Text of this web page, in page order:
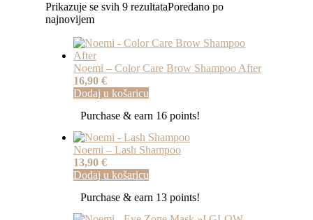
Prikazuje se svih 9 rezultataPoredano po
najnovijem
Noemi – Color Care Brow Shampoo After
16,90 €
Dodaj u košaricu
Purchase & earn 16 points!
Noemi – Lash Shampoo
13,90 €
Dodaj u košaricu
Purchase & earn 13 points!